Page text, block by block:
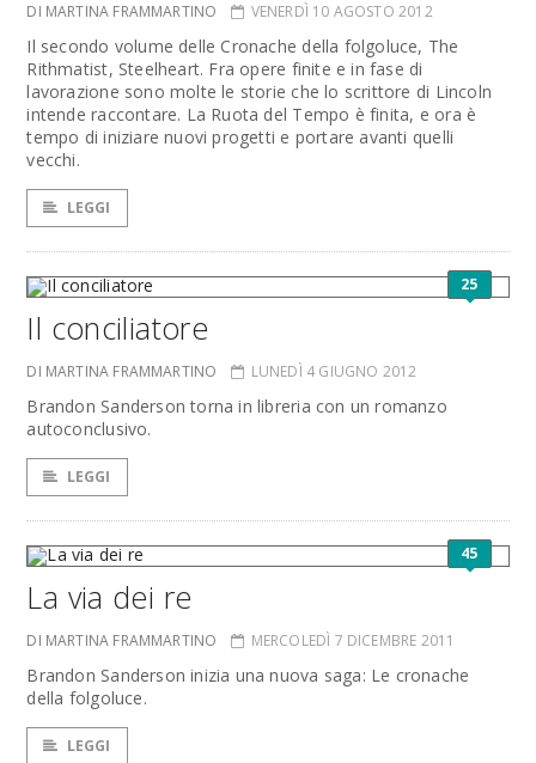
DI MARTINA FRAMMARTINO VENERDÌ 10 AGOSTO 2012
Il secondo volume delle Cronache della folgoluce, The
Rithmatist, Steelheart. Fra opere finite e in fase di
lavorazione sono molte le storie che lo scrittore di Lincoln
intende raccontare. La Ruota del Tempo è finita, e ora è
tempo di iniziare nuovi progetti e portare avanti quelli
vecchi.
LEGGI
25
Il conciliatore
DI MARTINA FRAMMARTINO LUNEDÌ 4 GIUGNO 2012
Brandon Sanderson torna in libreria con un romanzo
autoconclusivo.
LEGGI
45
La via dei re
DI MARTINA FRAMMARTINO MERCOLEDÌ 7 DICEMBRE 2011
Brandon Sanderson inizia una nuova saga: Le cronache
della folgoluce.
LEGGI